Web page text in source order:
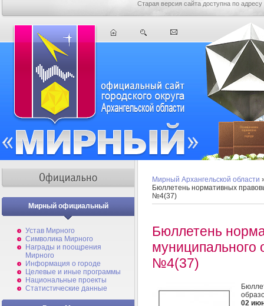
Старая версия сайта доступна по адресу
Мирный официальный
Устав Мирного
Символика Мирного
Награды и поощрения
Мирного
Информация о городе
Целевые и иные программы
Национальные проекты
Статистические данные
Мирный Архангельской области
Бюллетень нормативных
№4(37)
Бюллетень
№4(37)
02